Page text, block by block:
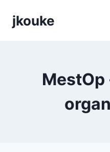
sisältöön
jkouke